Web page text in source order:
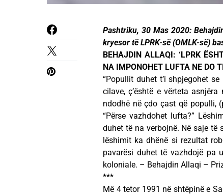
Pashtriku, 30 Mas 2020:
kryesor të LPRK-së (OMLK-së)
BEHAJDIN ALLAQI: ‘LPRK
NA IMPONOHET LUFTA NE DO
“Popullit duhet t’i shpjegohet
cilave, ç’është e vërteta
ndodhë në çdo çast që populli,
“Përse vazhdohet lufta?”
duhet të na verbojnë. Në saje të
lëshimit ka dhënë si rezultat
pavarësi duhet të vazhdojë pa
koloniale. – Behajdin Allaqi –
***
Më 4 tetor 1991 në shtëpinë e